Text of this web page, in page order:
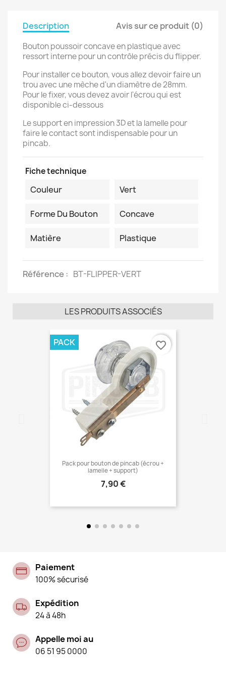
Description Avis sur ce produit (0)
Bouton poussoir concave en plastique avec
ressort interne pour un contrôle précis du flipper.
Pour installer ce bouton, vous allez devoir faire un
trou avec une mèche d'un diamètre de 28mm.
Pour le fixer, vous devez avoir l'écrou qui est
disponible ci-dessous
Le support en impression 3D et la lamelle pour
faire le contact sont indispensable pour un
pincab.
Fiche technique
Couleur Vert
Forme Du Bouton Concave
Matière Plastique
Référence BT-FLIPPER-VERT
LES PRODUITS ASSOCIÉS
Pack pour bouton de pincab (écrou +
lamelle + support)
Prix
7,90 €
PACK favorite_border
Paiement
100% sécurisé
Expédition
24 à 48h
Appelle moi au
06 51 95 0000